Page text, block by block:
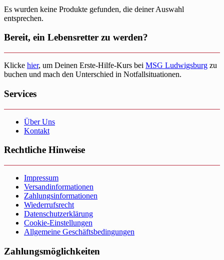
Es wurden keine Produkte gefunden, die deiner Auswahl
entsprechen.
Bereit, ein Lebensretter zu werden?
Klicke hier, um Deinen Erste-Hilfe-Kurs bei MSG Ludwigsburg zu
buchen und mach den Unterschied in Notfallsituationen.
Services
Über Uns
Kontakt
Rechtliche Hinweise
Impressum
Versandinformationen
Zahlungsinformationen
Wiederrufsrecht
Datenschutzerklärung
Cookie-Einstellungen
Allgemeine Geschäftsbedingungen
Zahlungsmöglichkeiten